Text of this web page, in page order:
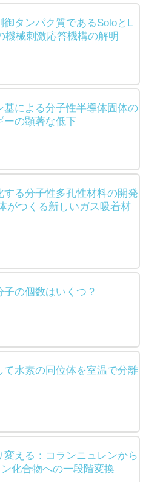
御タンパク質であるSoloとL
機械刺激応答機構の解明
基による分子性半導体固体の
ーの顕著な低下
する分子性多孔性材料の開発
がつくる新しいガス吸着材
の個数はいくつ？
て水素の同位体を室温で分離
変える：コランニュレンから
化合物への一段階変換